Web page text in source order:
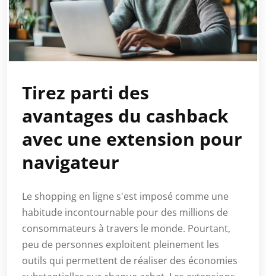
Tirez parti des
avantages du cashback
avec une extension pour
navigateur
Le shopping en ligne s'est imposé comme une
habitude incontournable pour des millions de
consommateurs à travers le monde. Pourtant,
peu de personnes exploitent pleinement les
outils qui permettent de réaliser des économies